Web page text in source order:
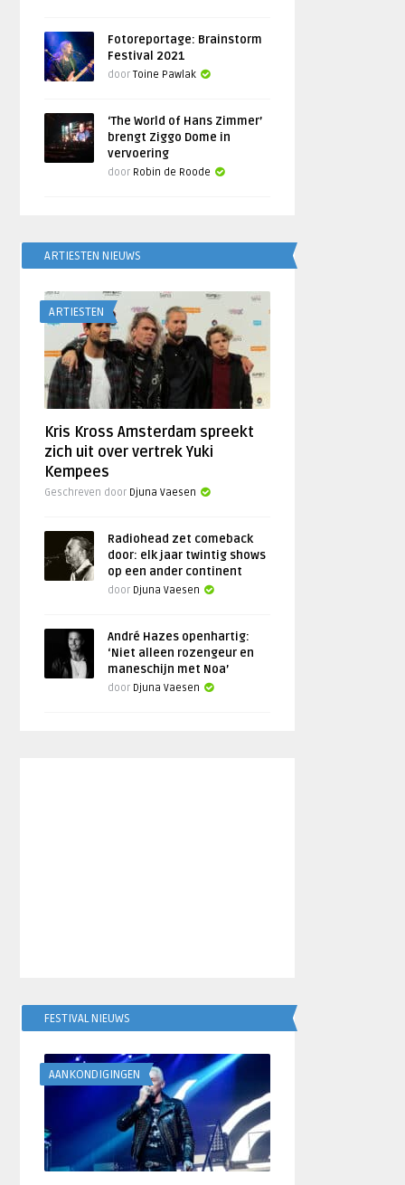
Fotoreportage: Brainstorm
Festival 2021
doorToine Pawlak
‘The World of Hans Zimmer’
brengt Ziggo Dome in
vervoering
door Robin de Roode
ARTIESTEN NIEUWS
ARTIESTEN
Kris Kross Amsterdam spreekt
zich uit over vertrek Yuki
Kempees
Geschreven door Djuna Vaesen
Radiohead zet comeback
door: elk jaar twintig shows
op een ander continent
door Djuna Vaesen
André Hazes openhartig:
‘Niet alleen rozengeur en
maneschijn met Noa’
door Djuna Vaesen
FESTIVAL NIEUWS
AANKONDIGINGEN